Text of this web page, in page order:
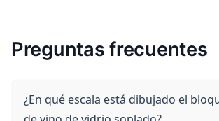
Preguntas frecuentes
¿En qué escala está dibujado el